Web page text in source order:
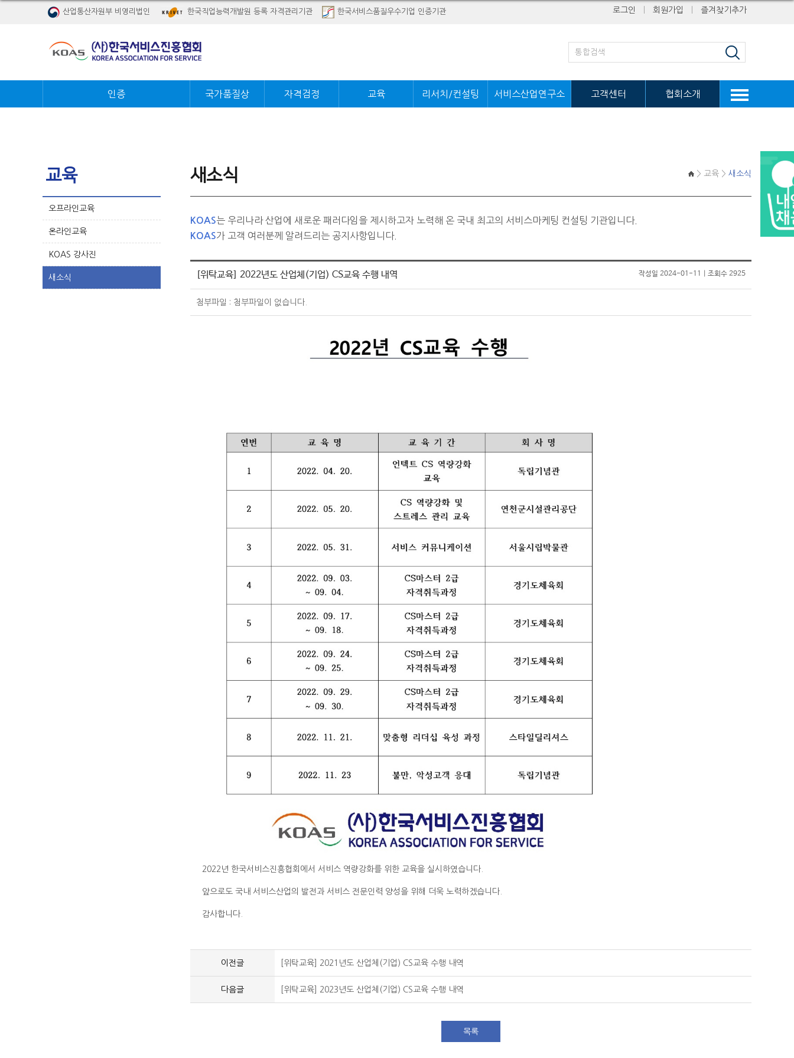
산업통산자원부 비영리법인 한국직업능력개발원 등록 자격관리기관 한국서비스품질우수기업 인증기관 로그인 회원가입 즐겨찾기추가
인증 국가품질상 자격검정 교육 리서치/컨설팅 서비스산업연구소 고객센터 협회소개
교육
오프라인교육
온라인교육
KOAS 강사진
새소식
> 교육 > 새소식
새소식
KOAS는 우리나라 산업에 새로운 패러다임을 제시하고자 노력해 온 국내 최고의 서비스마케팅 컨설팅 기관입니다.
KOAS가 고객 여러분께 알려드리는 공지사항입니다.
[위탁교육] 2022년도 산업체(기업) CS교육 수행 내역 작성일 2024-01-11 | 조회수 2925
첨부파일 : 첨부파일이 없습니다.
2022년 한국서비스진흥협회에서 서비스 역량강화를 위한 교육을 실시하였습니다.
앞으로도 국내 서비스산업의 발전과 서비스 전문인력 양성을 위해 더욱 노력하겠습니다.
감사합니다.
이전글 [위탁교육] 2021년도 산업체(기업) CS교육 수행 내역
다음글 [위탁교육] 2023년도 산업체(기업) CS교육 수행 내역
목록